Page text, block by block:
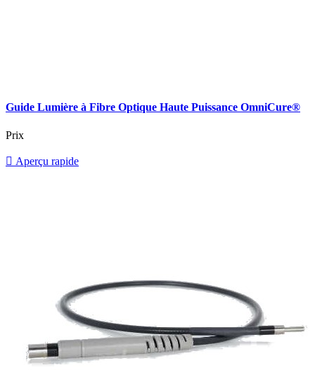
Guide Lumière à Fibre Optique Haute Puissance OmniCure®
Prix
 Aperçu rapide